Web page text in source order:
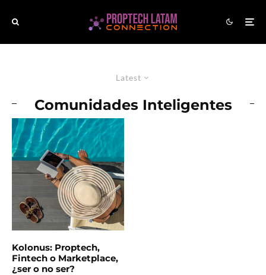
Latest
Comunidades Inteligentes
Kolonus: Proptech,
Fintech o Marketplace,
¿ser o no ser?